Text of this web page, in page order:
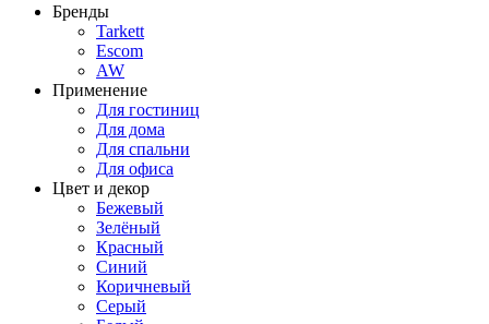
Бренды
Tarkett
Escom
AW
Применение
Для гостиниц
Для дома
Для спальни
Для офиса
Цвет и декор
Бежевый
Зелёный
Красный
Синий
Коричневый
Серый